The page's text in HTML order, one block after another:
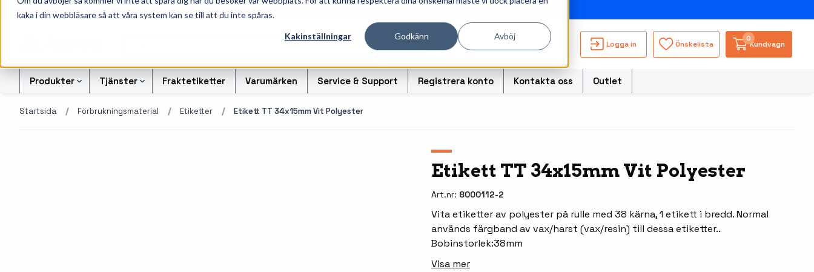
kaka i din webbläsare så att våra system kan se till att du inte spåras.
Kakinställningar Godkänn Avböj
Logga in Önskelista Kundvagn
0
Produkter
Handhållna streckkodsläsare
Streckkodsverifierare
Tillbehör streckkodsläsare
Handdatorer
Wearable Computers
Tillbehör handdatorer
Truckdatorerer och
Ruggade tablets
Tjänster
Besökssystem
Fraktetiketter Varumärken Service & Support Registrera konto Kontakta oss Outlet
Startsida Förbrukningsmaterial Etiketter Etikett TT 34x15mm Vit Polyester
Etikett TT 34x15mm Vit Polyester
Art.nr: 8000112-2
Vita etiketter av polyester på rulle med 38 kärna, 1 etikett i bredd. Normal
används färgband av vax/harst (vax/resin) till dessa etiketter..
Bobinstorlek:38mm
Visa mer